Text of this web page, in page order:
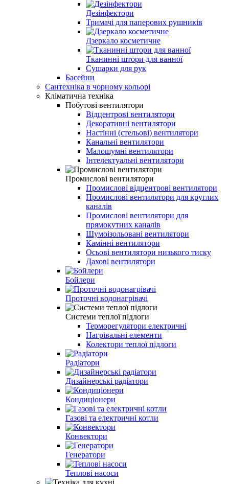
Дезінфектори
Тримачі для паперових рушників
Дзеркало косметичне
Тканинні штори для ванної
Сушарки для рук
Басейни
Сантехніка в чорному кольорі
Кліматична техніка
Побутові вентилятори
Відцентрові вентилятори
Декоративні вентилятори
Настінні (стельові) вентилятори
Канальні вентилятори
Малошумні вентилятори
Інтелектуальні вентилятори
Промислові вентилятори
Промислові відцентрові вентилятори
Промислові вентилятори для круглих
каналів
Промислові вентилятори для
прямокутних каналів
Шумоізольовані вентилятори
Камінні вентилятори
Осьові вентилятори низького тиску
Дахові вентилятори
Бойлери
Проточні водонагрівачі
Системи теплої підлоги
Терморегулятори електричні
Нагрівальні елементи
Колектори теплої підлоги
Радіатори
Дизайнерські радіатори
Кондиціонери
Газові та електричні котли
Конвектори
Генератори
Теплові насоси